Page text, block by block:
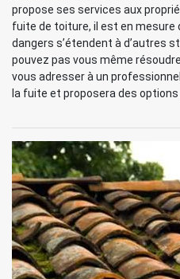
propose ses services aux
fuite de toiture, il est en mesure
dangers s’étendent à d’autres
pouvez pas vous même
vous adresser à un
la fuite et proposera des